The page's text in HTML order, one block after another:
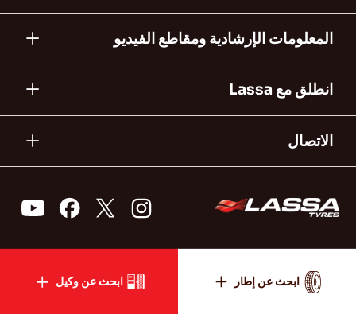
المعلومات الإرشادية ومقاطع الفيديو
انطلق مع Lassa
الاتصال
ابحث عن إطار ابحث عن وكيل